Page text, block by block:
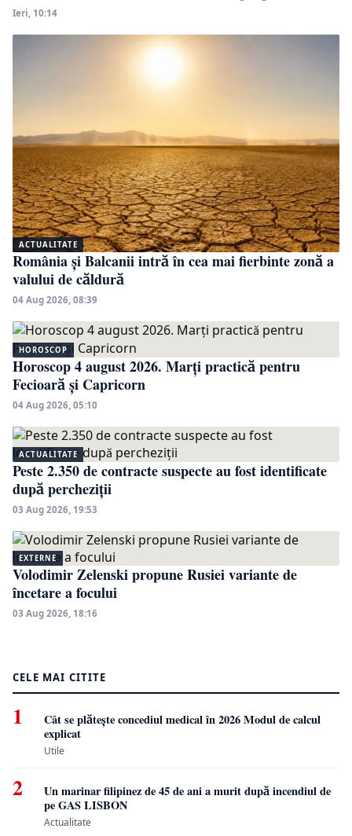
Ieri, 10:14
ACTUALITATE
România și Balcanii intră în cea mai fierbinte zonă a
valului de căldură
04 Aug 2026, 08:39
HOROSCOP
Horoscop 4 august 2026. Marți practică pentru
Fecioară și Capricorn
04 Aug 2026, 05:10
ACTUALITATE
Peste 2.350 de contracte suspecte au fost identificate
după percheziții
03 Aug 2026, 19:53
EXTERNE
Volodimir Zelenski propune Rusiei variante de
încetare a focului
03 Aug 2026, 18:16
CELE MAI CITITE
1
Cât se plătește concediul medical în 2026 Modul de calcul
explicat
Utile
2
Un marinar filipinez de 45 de ani a murit după incendiul de
pe GAS LISBON
Actualitate